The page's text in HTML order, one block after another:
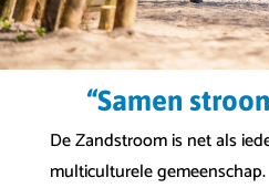
“Samen
De Zandstroom is net als
multiculturele gemeenschap.